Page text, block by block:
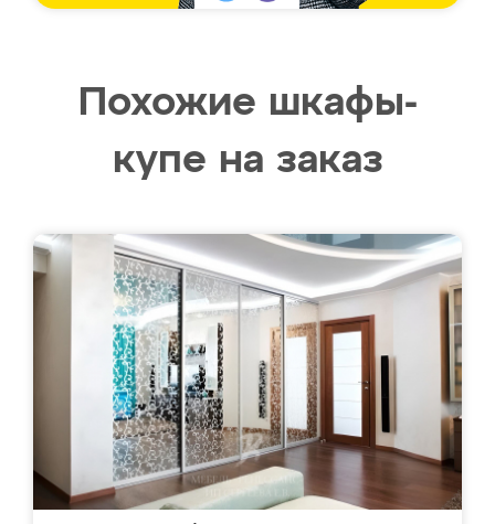
Похожие шкафы-
купе на заказ